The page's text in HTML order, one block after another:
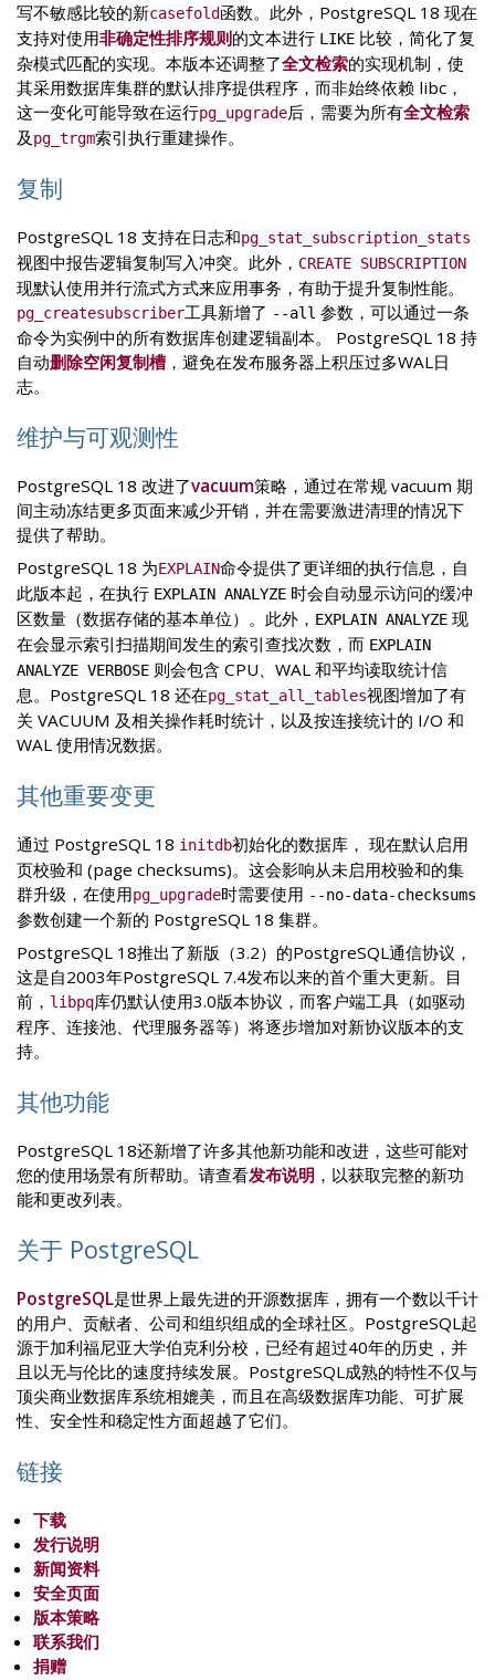
写不敏感比较的新casefold函数。此外，PostgreSQL 18 现在
支持对使用非确定性排序规则的文本进行 LIKE 比较，简化了复
杂模式匹配的实现。本版本还调整了全文检索的实现机制，使
其采用数据库集群的默认排序提供程序，而非始终依赖 libc，
这一变化可能导致在运行pg_upgrade后，需要为所有全文检索
及 pg_trgm索引执行重建操作。
复制
PostgreSQL 18 支持在日志和pg_stat_subscription_stats
视图中报告逻辑复制写入冲突。此外， CREATE SUBSCRIPTION
现默认使用并行流式方式来应用事务，有助于提升复制性能。
pg_createsubscriber工具新增了 --all 参数，可以通过一条
命令为实例中的所有数据库创建逻辑副本。 PostgreSQL 18 持
自动删除空闲复制槽 ，避免在发布服务器上积压过多WAL日
志。
维护与可观测性
PostgreSQL 18 改进了vacuum策略，通过在常规 vacuum 期
间主动冻结更多页面来减少开销，并在需要激进清理的情况下
提供了帮助。
PostgreSQL 18 为EXPLAIN命令提供了更详细的执行信息，自
此版本起，在执行 EXPLAIN ANALYZE 时会自动显示访问的缓冲
区数量（数据存储的基本单位）。此外， EXPLAIN ANALYZE 现
在会显示索引扫描期间发生的索引查找次数，而 EXPLAIN
ANALYZE VERBOSE 则会包含 CPU、WAL 和平均读取统计信
息。PostgreSQL 18 还在pg_stat_all_tables视图增加了有
关 VACUUM 及相关操作耗时统计，以及按连接统计的 I/O 和
WAL 使用情况数据。
其他重要变更
通过 PostgreSQL 18 initdb初始化的数据库， 现在默认启用
页校验和 (page checksums)。这会影响从未启用校验和的集
群升级，在使用pg_upgrade时需要使用 --no-data-checksums
参数创建一个新的 PostgreSQL 18 集群。
PostgreSQL 18推出了新版（3.2）的PostgreSQL通信协议，
这是自2003年PostgreSQL 7.4发布以来的首个重大更新。目
前， libpq库仍默认使用3.0版本协议，而客户端工具（如驱动
程序、连接池、代理服务器等）将逐步增加对新协议版本的支
持。
其他功能
PostgreSQL 18还新增了许多其他新功能和改进，这些可能对
您的使用场景有所帮助。请查看发布说明 ，以获取完整的新功
能和更改列表。
关于 PostgreSQL
PostgreSQL是世界上最先进的开源数据库，拥有一个数以千计
的用户、贡献者、公司和组织组成的全球社区。PostgreSQL起
源于加利福尼亚大学伯克利分校，已经有超过40年的历史，并
且以无与伦比的速度持续发展。PostgreSQL成熟的特性不仅与
顶尖商业数据库系统相媲美，而且在高级数据库功能、可扩展
性、安全性和稳定性方面超越了它们。
链接
下载
发行说明
新闻资料
安全页面
版本策略
联系我们
捐赠